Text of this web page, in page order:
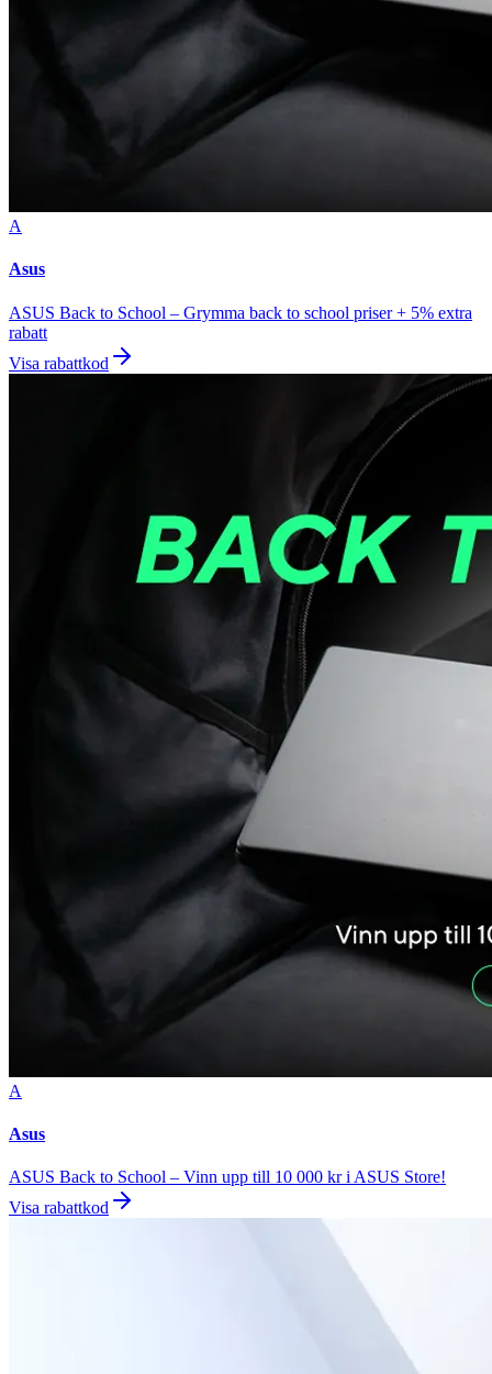
A
Asus
ASUS Back to School – Grymma back to school priser + 5% extra
rabatt
Visa rabattkod
A
Asus
ASUS Back to School – Vinn upp till 10 000 kr i ASUS Store!
Visa rabattkod